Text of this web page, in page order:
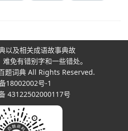
以及相关成语故事典故
免有错别字和一些错处。
题词典 All Rights Reserved.
18002002号-1
43122502000117号